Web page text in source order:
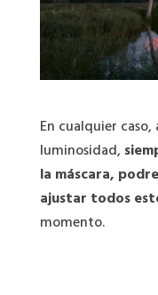
En cualquier
luminosidad,
la máscara,
ajustar todos
momento.